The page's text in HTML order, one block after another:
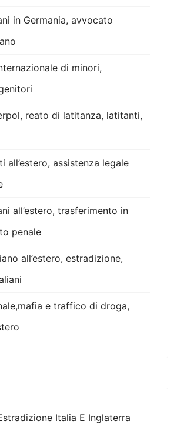
in Germania, avvocato
di minori,
reato di latitanza, latitanti,
all’estero, assistenza legale
all’estero, trasferimento in
penale
all’estero, estradizione,
e traffico di droga,
Italia E Inglaterra